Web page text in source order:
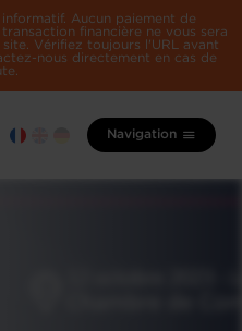
Aucun paiement de
financière ne vous sera
Vérifiez toujours l'URL avant
nous directement en cas de
Navigation